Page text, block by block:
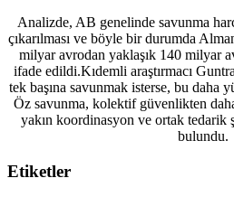
Analizde, AB genelinde savunma
çıkarılması ve böyle bir durumda
milyar avrodan yaklaşık 140 milyar
ifade edildi.Kıdemli araştırmacı
tek başına savunmak isterse, bu daha
Öz savunma, kolektif güvenlikten
yakın koordinasyon ve ortak tedarik
bulundu.
Etiketler